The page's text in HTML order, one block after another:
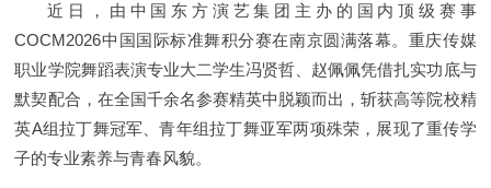
近日，由中国东方演艺集团主办的国内顶级赛事
COCM2026中国国际标准舞积分赛在南京圆满落幕。重庆传媒
职业学院舞蹈表演专业大二学生冯贤哲、赵佩佩凭借扎实功底与
默契配合，在全国千余名参赛精英中脱颖而出，斩获高等院校精
英A组拉丁舞冠军、青年组拉丁舞亚军两项殊荣，展现了重传学
子的专业素养与青春风貌。